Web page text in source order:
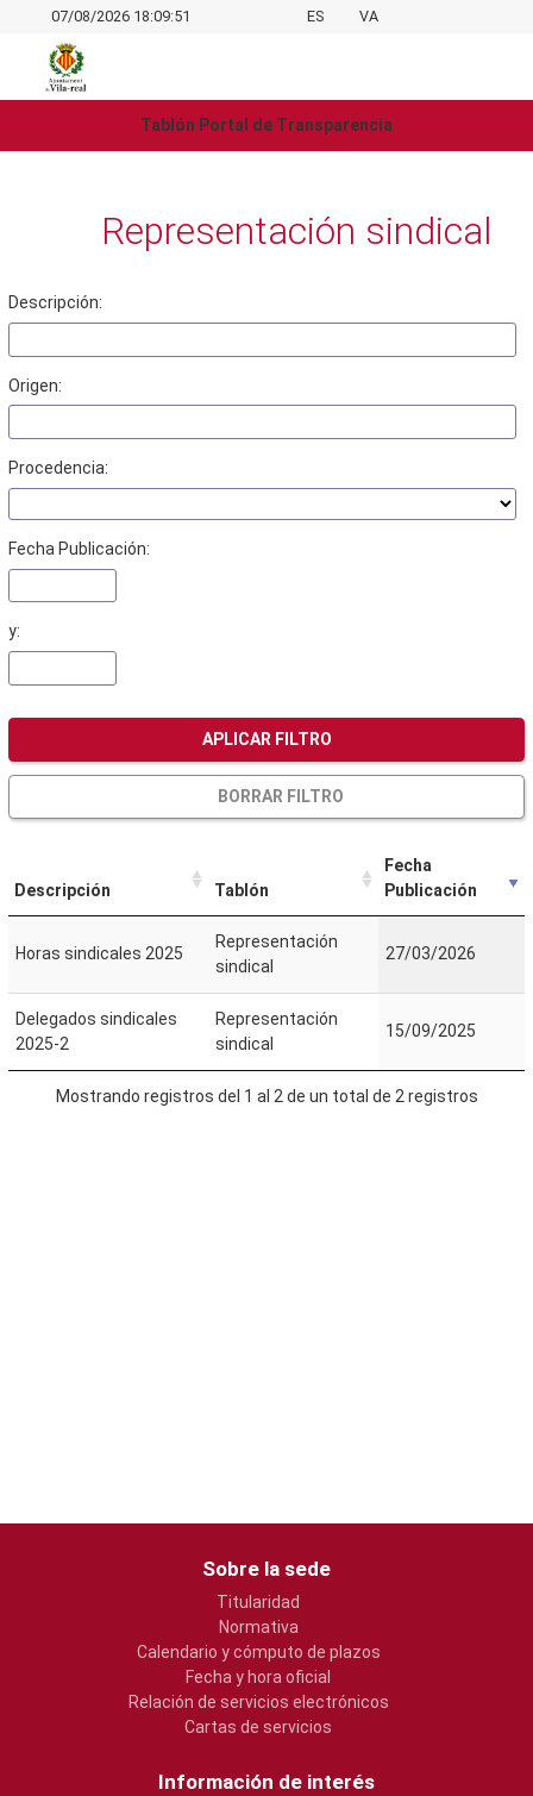
07/08/2026 18:09:51 ES VA
Tablón Portal de Transparencia
Representación sindical
Descripción:
Origen:
Procedencia:
Fecha Publicación:
y:
APLICAR FILTRO
BORRAR FILTRO
Descripción Tablón
Fecha
Publicación
Horas sindicales 2025
Representación
sindical
27/03/2026
Delegados sindicales
2025-2
Representación
sindical
15/09/2025
Mostrando registros del 1 al 2 de un total de 2 registros
Sobre la sede
Titularidad
Normativa
Calendario y cómputo de plazos
Fecha y hora oficial
Relación de servicios electrónicos
Cartas de servicios
Información de interés